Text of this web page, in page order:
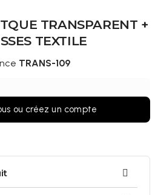
TRANSPARENT +
TEXTILE
TRANS-109
ou créez un compte